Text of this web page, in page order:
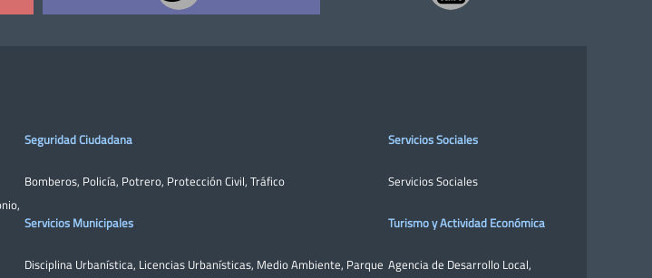
,
Seguridad Ciudadana
Bomberos, Policía, Potrero, Protección Civil, Tráfico
Servicios Municipales
Disciplina Urbanística, Licencias Urbanísticas, Medio Ambiente, Parque
Servicios Sociales
Servicios Sociales
Turismo y Actividad Económica
Agencia de Desarrollo Local,